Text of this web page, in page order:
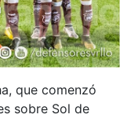
que comenzó
sobre Sol de